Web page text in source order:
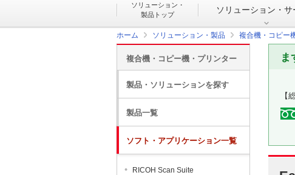
ソリューション・
製品トップ
ソリューション・ サ
ホーム ソリューション・製品 複合機・コピー
ま
【
複合機・コピー機・プリンター
製品・ソリューションを探す
製品一覧
ソフト・アプリケーション一覧
RICOH Scan Suite